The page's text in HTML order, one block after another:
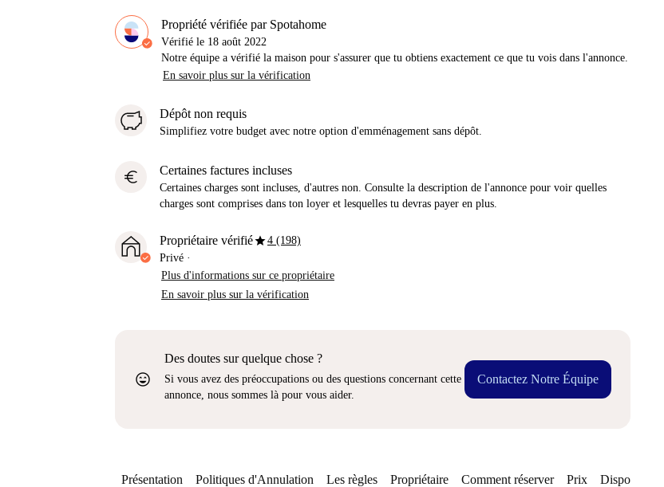
Propriété vérifiée par Spotahome
Vérifié le 18 août 2022
Notre équipe a vérifié la maison pour s'assurer que tu obtiens exactement ce que tu vois dans l'annonce.
En savoir plus sur la vérification
Dépôt non requis
Simplifiez votre budget avec notre option d'emménagement sans dépôt.
euro Certaines factures incluses
Certaines charges sont incluses, d'autres non. Consulte la description de l'annonce pour voir quelles
charges sont comprises dans ton loyer et lesquelles tu devras payer en plus.
Propriétaire vérifiéstar4 (198)
Privé ·
Plus d'informations sur ce propriétaire
En savoir plus sur la vérification
sentiment_very_satisfied
Des doutes sur quelque chose ?
Si vous avez des préoccupations ou des questions concernant cette
annonce, nous sommes là pour vous aider.
Contactez Notre Équipe
Présentation Politiques d'Annulation Les règles Propriétaire Comment réserver Prix Disponibilités